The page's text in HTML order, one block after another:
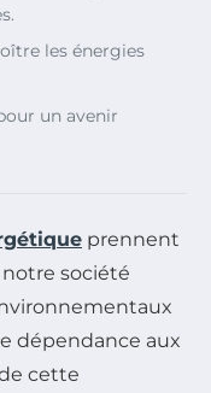
les énergies
un avenir
prennent
société
dépendance aux
cette